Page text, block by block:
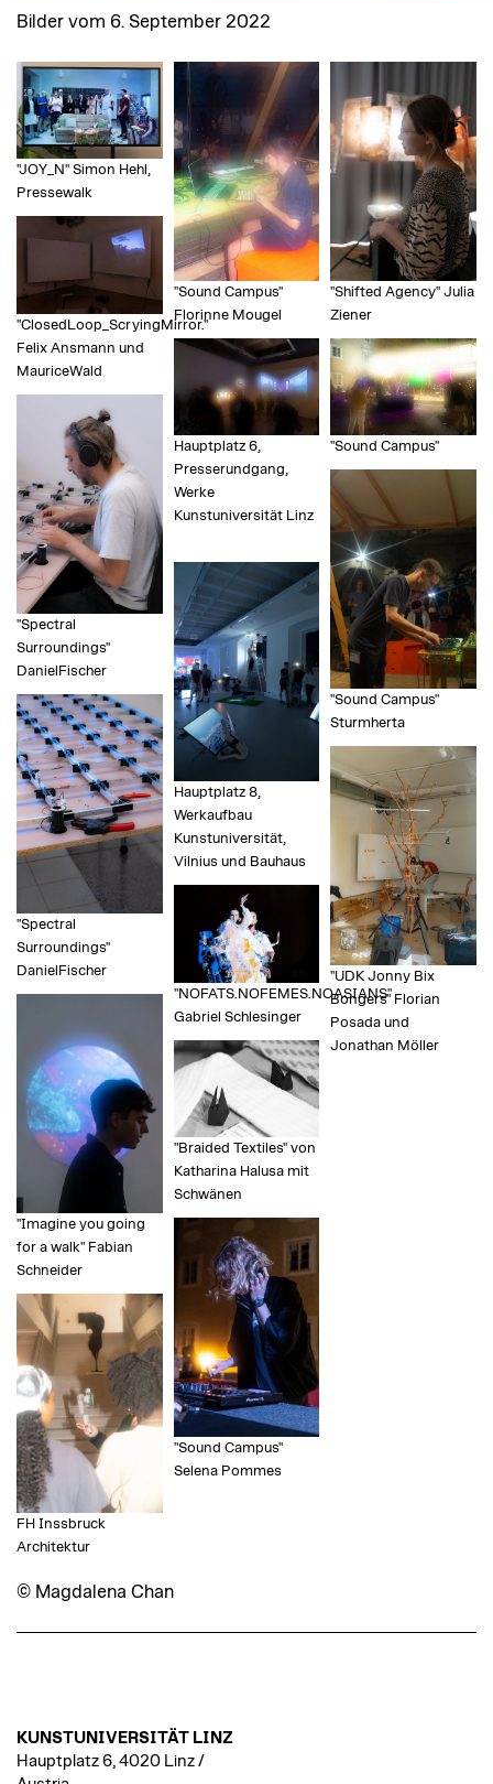
Bilder vom 6. September 2022
"JOY_N" Simon Hehl,
Pressewalk
"ClosedLoop_ScryingMirror."
Felix Ansmann und
MauriceWald
"Spectral
Surroundings"
DanielFischer
"Spectral
Surroundings"
DanielFischer
"Imagine you going
for a walk" Fabian
Schneider
FH Inssbruck
Architektur
"Sound Campus"
Florinne Mougel
Hauptplatz 6,
Presserundgang,
Werke
Kunstuniversität Linz
Hauptplatz 8,
Werkaufbau
Kunstuniversität,
Vilnius und Bauhaus
"NOFATS.NOFEMES.NOASIANS"
Gabriel Schlesinger
"Braided Textiles" von
Katharina Halusa mit
Schwänen
"Sound Campus"
Selena Pommes
"Shifted Agency" Julia
Ziener
"Sound Campus"
"Sound Campus"
Sturmherta
"UDK Jonny Bix
Bongers" Florian
Posada und
Jonathan Möller
© Magdalena Chan
KUNSTUNIVERSITÄT LINZ
Hauptplatz 6, 4020 Linz /